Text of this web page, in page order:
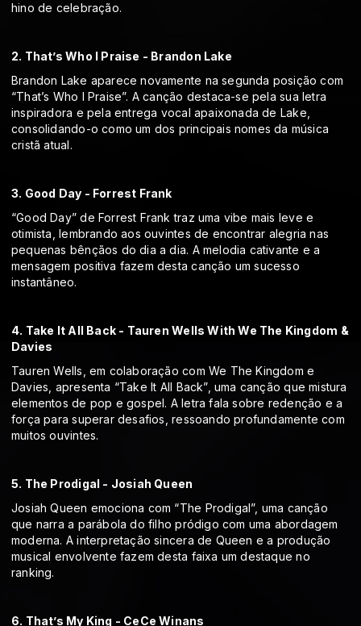
hino de celebração.
2. That’s Who I Praise - Brandon Lake
Brandon Lake aparece novamente na segunda posição com
“That’s Who I Praise”. A canção destaca-se pela sua letra
inspiradora e pela entrega vocal apaixonada de Lake,
consolidando-o como um dos principais nomes da música
cristã atual.
3. Good Day - Forrest Frank
“Good Day” de Forrest Frank traz uma vibe mais leve e
otimista, lembrando aos ouvintes de encontrar alegria nas
pequenas bênçãos do dia a dia. A melodia cativante e a
mensagem positiva fazem desta canção um sucesso
instantâneo.
4. Take It All Back - Tauren Wells With We The Kingdom &
Davies
Tauren Wells, em colaboração com We The Kingdom e
Davies, apresenta “Take It All Back”, uma canção que mistura
elementos de pop e gospel. A letra fala sobre redenção e a
força para superar desafios, ressoando profundamente com
muitos ouvintes.
5. The Prodigal - Josiah Queen
Josiah Queen emociona com “The Prodigal”, uma canção
que narra a parábola do filho pródigo com uma abordagem
moderna. A interpretação sincera de Queen e a produção
musical envolvente fazem desta faixa um destaque no
ranking.
6. That’s My King - CeCe Winans